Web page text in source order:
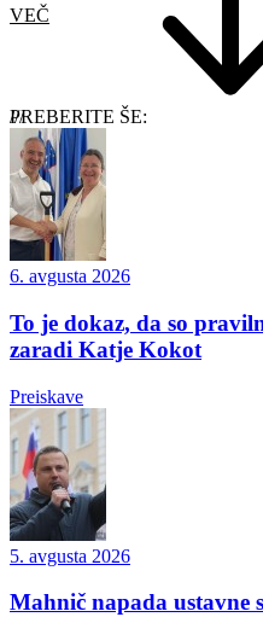
VEČ
PREBERITE ŠE:
6. avgusta 2026
To je dokaz, da so
zaradi Katje Kokot
Preiskave
5. avgusta 2026
Mahnič napada ustavne